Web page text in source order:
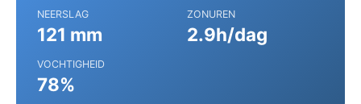
NEERSLAG
121 mm
ZONUREN
2.9h/dag
VOCHTIGHEID
78%